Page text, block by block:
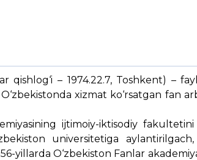
qishlog‘i – 1974.22.7, Toshkent) –
xizmat ko‘rsatgan fan
ijtimoiy-iktisodiy
universitetiga
yillarda O‘zbekiston Fanlar